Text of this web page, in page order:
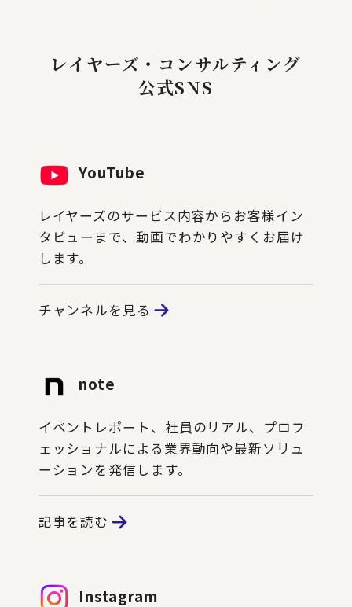
レイヤーズ・コンサルティング
公式SNS
YouTube
レイヤーズのサービス内容からお客様イン
タビューまで、動画でわかりやすくお届け
します。
チャンネルを見る
note
イベントレポート、社員のリアル、プロフ
ェッショナルによる業界動向や最新ソリュ
ーションを発信します。
記事を読む
Instagram